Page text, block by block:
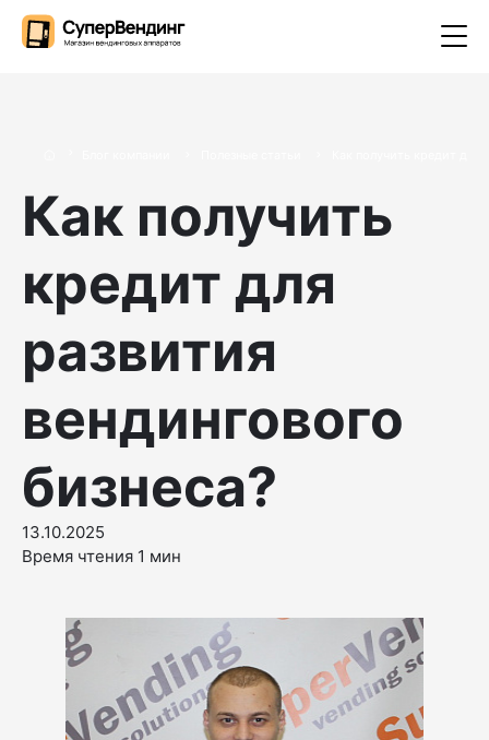
Как получить
кредит для
развития
вендингового
бизнеса?
13.10.2025
Время чтения 1 мин